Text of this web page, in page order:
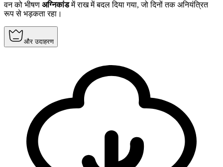
वन को भीषण अग्निकांडमें राख में बदल दिया गया, जो दिनों तक अनियंत्रित
रूप से भड़कता रहा।
और उदाहरण